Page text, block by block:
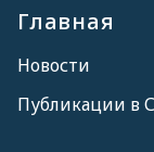
Главная
Новости
Публикации в